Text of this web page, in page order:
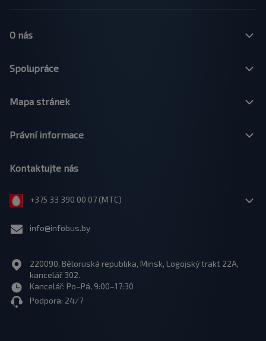
O nás
Spolupráce
Mapa stránek
Právní informace
Kontaktujte nás
+375 33 390 00 07 (МТС)
info@infobus.by
220090, Běloruská republika, Minsk, Logojský trakt 22A,
kancelář 302.
Kancelář: Po–Pá, 9:00–17:30
Podpora: 24/7